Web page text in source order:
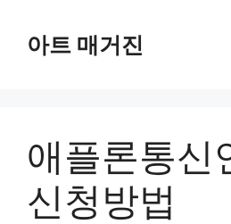
아트 매거진
애플론통신
신청방법